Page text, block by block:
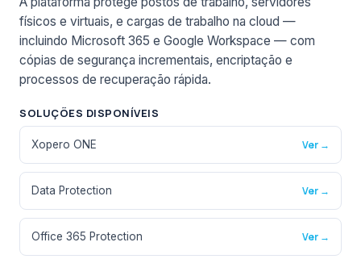
físicos e virtuais, e cargas de trabalho na cloud —
incluindo Microsoft 365 e Google Workspace — com
cópias de segurança incrementais, encriptação e
processos de recuperação rápida.
SOLUÇÕES DISPONÍVEIS
Xopero ONE Ver →
Data Protection Ver →
Office 365 Protection Ver →